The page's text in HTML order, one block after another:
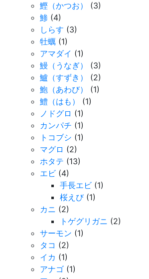
鰹（かつお）
(3)
鯵 (4)
しらす (3)
牡蠣 (1)
アマダイ (1)
鰻（うなぎ）
(3)
鱸（すずき）
(2)
鮑（あわび）
(1)
鱧（はも）
(1)
ノドグロ (1)
カンパチ (1)
トコブシ (1)
マグロ (2)
ホタテ (13)
エビ (4)
手長エビ (1)
桜えび(1)
カニ (2)
トゲグリガニ (2)
サーモン (1)
タコ (2)
イカ (1)
アナゴ (1)